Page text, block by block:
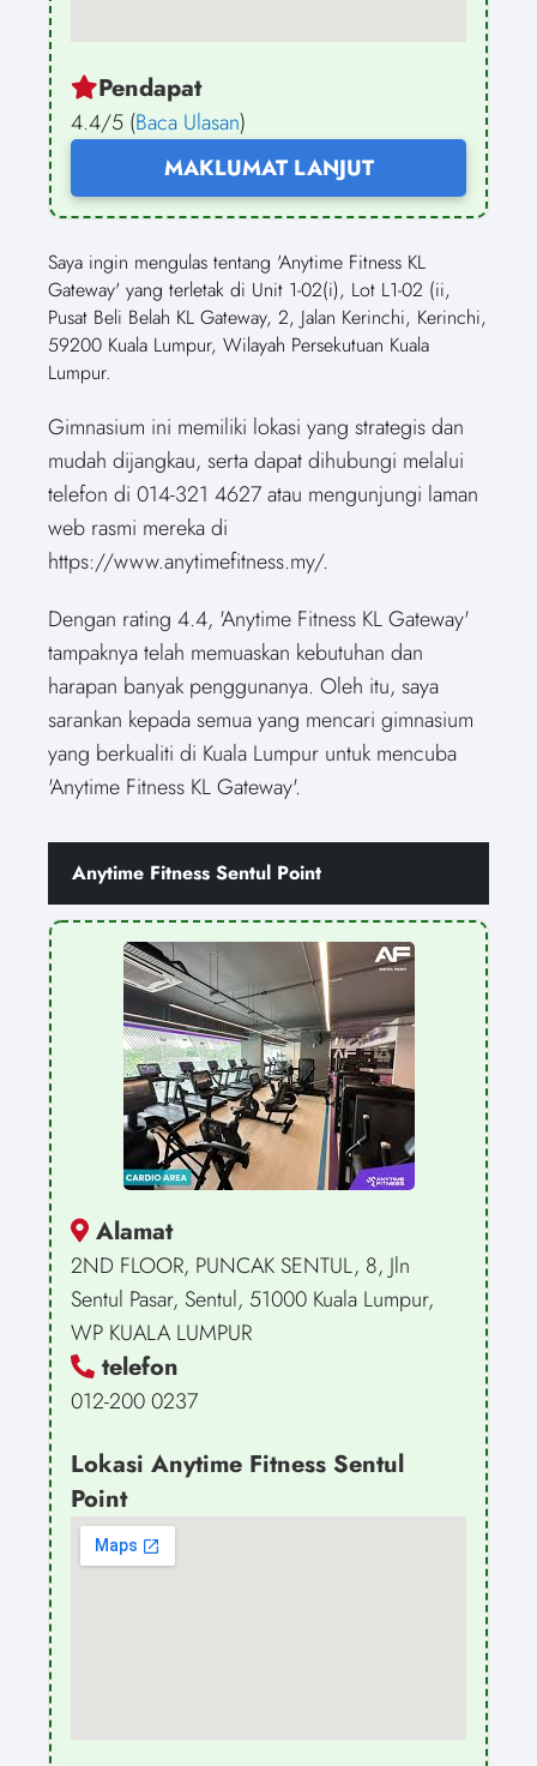
Pendapat
4.4/5 (Baca Ulasan)
MAKLUMAT LANJUT
Saya ingin mengulas tentang 'Anytime Fitness KL
Gateway' yang terletak di Unit 1-02(i), Lot L1-02 (ii,
Pusat Beli Belah KL Gateway, 2, Jalan Kerinchi, Kerinchi,
59200 Kuala Lumpur, Wilayah Persekutuan Kuala
Lumpur.
Gimnasium ini memiliki lokasi yang strategis dan
mudah dijangkau, serta dapat dihubungi melalui
telefon di 014-321 4627 atau mengunjungi laman
web rasmi mereka di
https://www.anytimefitness.my/.
Dengan rating 4.4, 'Anytime Fitness KL Gateway'
tampaknya telah memuaskan kebutuhan dan
harapan banyak penggunanya. Oleh itu, saya
sarankan kepada semua yang mencari gimnasium
yang berkualiti di Kuala Lumpur untuk mencuba
'Anytime Fitness KL Gateway'.
Anytime Fitness Sentul Point
Alamat
2ND FLOOR, PUNCAK SENTUL, 8, Jln
Sentul Pasar, Sentul, 51000 Kuala Lumpur,
WP KUALA LUMPUR
telefon
012-200 0237
Lokasi Anytime Fitness Sentul
Point